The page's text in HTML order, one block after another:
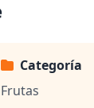
Categoría
Frutas